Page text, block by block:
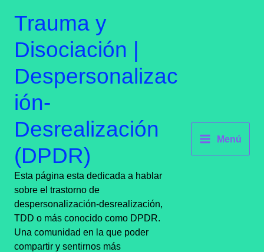
contenido
Trauma y
Disociación |
Despersonalizac
ión-
Desrealización
(DPDR)
Esta página esta dedicada a hablar
sobre el trastorno de
despersonalización-desrealización,
TDD o más conocido como DPDR.
Una comunidad en la que poder
compartir y sentirnos más
Menú